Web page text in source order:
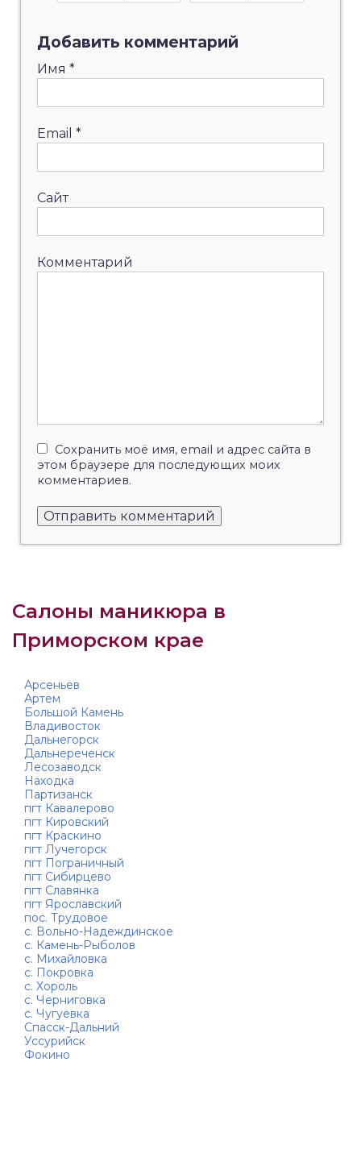
Добавить комментарий
Имя *
Email *
Сайт
Комментарий
Сохранить моё имя, email и адрес сайта в
этом браузере для последующих моих
комментариев.
Салоны маникюра в
Приморском крае
Арсеньев
Артем
Большой Камень
Владивосток
Дальнегорск
Дальнереченск
Лесозаводск
Находка
Партизанск
пгт Кавалерово
пгт Кировский
пгт Краскино
пгт Лучегорск
пгт Пограничный
пгт Сибирцево
пгт Славянка
пгт Ярославский
пос. Трудовое
с. Вольно-Надеждинское
с. Камень-Рыболов
с. Михайловка
с. Покровка
с. Хороль
с. Черниговка
с. Чугуевка
Спасск-Дальний
Уссурийск
Фокино